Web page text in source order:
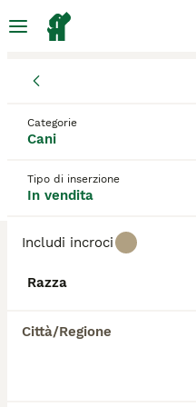
Categorie
Cani
Tipo di inserzione
In vendita
Includi incroci
Razza
Città/Regione
Cuccioli in vendita
Salva ricerca